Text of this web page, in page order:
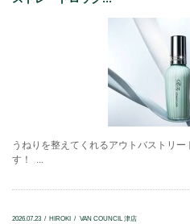
うねりを整えてくれるアウトバストリ
す！ ...
2026.07.23 HIROKI VAN COUNCIL 津店